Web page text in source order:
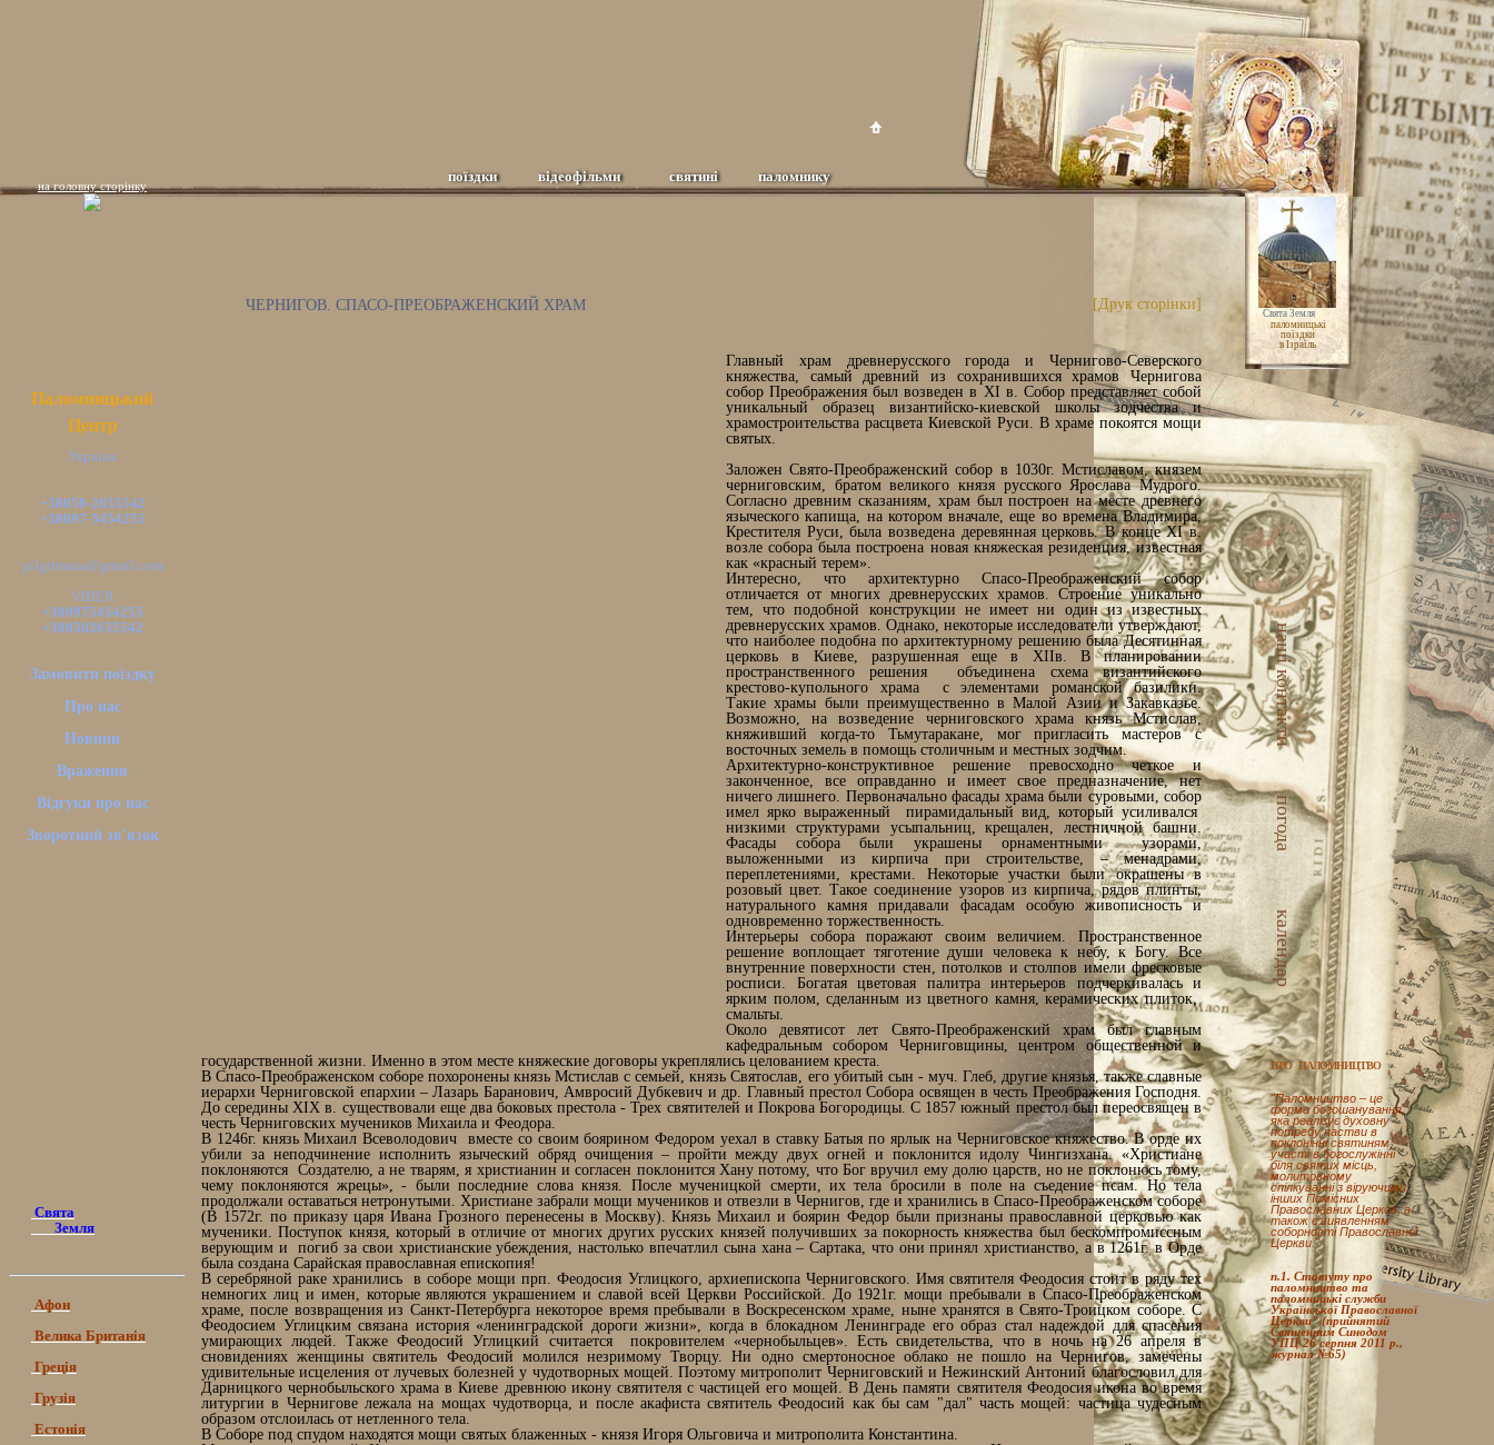
поїздки відеофільми святині паломнику
на головну сторінку
Паломницький
Центр
Україна
+38050-2655542
+38097-5454255
pilgrimsua@gmail.com
VIBER
+380975454255
+380502655542
Замовити поїздку
Про нас
Новини
Враження
Відгуки про нас
Зворотний зв'язок
Свята
Земля
Афон
Велика Британія
Греція
Грузія
Естонія
Свята Земля
паломницькі
поїздки
в Ізраїль
наші контакти
погода
календар
ЧЕРНИГОВ. СПАСО-ПРЕОБРАЖЕНСКИЙ ХРАМ [Друк сторінки]
Главный храм древнерусского города и Чернигово-Северского
княжества, самый древний из сохранившихся храмов Чернигова
собор Преображения был возведен в ХІ в. Собор представляет собой
уникальный образец византийско-киевской школы зодчества и
храмостроительства расцвета Киевской Руси. В храме покоятся мощи
святых.
Заложен Свято-Преображенский собор в 1030г. Мстиславом, князем
черниговским, братом великого князя русского Ярослава Мудрого.
Согласно древним сказаниям, храм был построен на месте древнего
языческого капища, на котором вначале, еще во времена Владимира,
Крестителя Руси, была возведена деревянная церковь. В конце ХІ в.
возле собора была построена новая княжеская резиденция, известная
как «красный терем».
Интересно, что архитектурно Спасо-Преображенский собор
отличается от многих древнерусских храмов. Строение уникально
тем, что подобной конструкции не имеет ни один из известных
древнерусских храмов. Однако, некоторые исследователи утверждают,
что наиболее подобна по архитектурному решению была Десятинная
церковь в Киеве, разрушенная еще в ХІІв. В планировании
пространственного решения объединена схема византийского
крестово-купольного храма с элементами романской базилики.
Такие храмы были преимущественно в Малой Азии и Закавказье.
Возможно, на возведение черниговского храма князь Мстислав,
княживший когда-то Тьмутаракане, мог пригласить мастеров с
восточных земель в помощь столичным и местных зодчим.
Архитектурно-конструктивное решение превосходно четкое и
законченное, все оправданно и имеет свое предназначение, нет
ничего лишнего. Первоначально фасады храма были суровыми, собор
имел ярко выраженный пирамидальный вид, который усиливался
низкими структурами усыпальниц, крещален, лестничной башни.
Фасады собора были украшены орнаментными узорами,
выложенными из кирпича при строительстве, – менадрами,
переплетениями, крестами. Некоторые участки были окрашены в
розовый цвет. Такое соединение узоров из кирпича, рядов плинты,
натурального камня придавали фасадам особую живописность и
одновременно торжественность.
Интерьеры собора поражают своим величием. Пространственное
решение воплощает тяготение души человека к небу, к Богу. Все
внутренние поверхности стен, потолков и столпов имели фресковые
росписи. Богатая цветовая палитра интерьеров подчеркивалась и
ярким полом, сделанным из цветного камня, керамических плиток,
смальты.
Около девятисот лет Свято-Преображенский храм был главным
кафедральным собором Черниговщины, центром общественной и
государственной жизни. Именно в этом месте княжеские договоры укреплялись целованием креста.
В Спасо-Преображенском соборе похоронены князь Мстислав с семьей, князь Святослав, его убитый сын - муч. Глеб, другие князья, также славные
иерархи Черниговской епархии – Лазарь Баранович, Амвросий Дубкевич и др. Главный престол Собора освящен в честь Преображения Господня.
До середины ХІХ в. существовали еще два боковых престола - Трех святителей и Покрова Богородицы. С 1857 южный престол был переосвящен в
честь Черниговских мучеников Михаила и Феодора.
В 1246г. князь Михаил Всеволодович вместе со своим боярином Федором уехал в ставку Батыя по ярлык на Черниговское княжество. В орде их
убили за неподчинение исполнить языческий обряд очищения – пройти между двух огней и поклонится идолу Чингизхана. «Христиане
поклоняются Создателю, а не тварям, я христианин и согласен поклонится Хану потому, что Бог вручил ему долю царств, но не поклонюсь тому,
чему поклоняются жрецы», - были последние слова князя. После мученицкой смерти, их тела бросили в поле на съедение псам. Но тела
продолжали оставаться нетронутыми. Христиане забрали мощи мучеников и отвезли в Чернигов, где и хранились в Спасо-Преображенском соборе
(В 1572г. по приказу царя Ивана Грозного перенесены в Москву). Князь Михаил и боярин Федор были признаны православной церковью как
мученики. Поступок князя, который в отличие от многих других русских князей получивших за покорность княжества был бескомпромиссным
верующим и погиб за свои христианские убеждения, настолько впечатлил сына хана – Сартака, что они принял христианство, а в 1261г. в Орде
была создана Сарайская православная епископия!
В серебряной раке хранились в соборе мощи прп. Феодосия Углицкого, архиепископа Черниговского. Имя святителя Феодосия стоит в ряду тех
немногих лиц и имен, которые являются украшением и славой всей Церкви Российской. До 1921г. мощи пребывали в Спасо-Преображенском
храме, после возвращения из Санкт-Петербурга некоторое время пребывали в Воскресенском храме, ныне хранятся в Свято-Троицком соборе. С
Феодосием Углицким связана история «ленинградской дороги жизни», когда в блокадном Ленинграде его образ стал надеждой для спасения
умирающих людей. Также Феодосий Углицкий считается покровителем «чернобыльцев». Есть свидетельства, что в ночь на 26 апреля в
сновидениях женщины святитель Феодосий молился незримому Творцу. Ни одно смертоносное облако не пошло на Чернигов, замечены
удивительные исцеления от лучевых болезней у чудотворных мощей. Поэтому митрополит Черниговский и Нежинский Антоний благословил для
Дарницкого чернобыльского храма в Киеве древнюю икону святителя с частицей его мощей. В День памяти святителя Феодосия икона во время
литургии в Чернигове лежала на мощах чудотворца, и после акафиста святитель Феодосий как бы сам "дал" часть мощей: частица чудесным
образом отслоилась от нетленного тела.
В Соборе под спудом находятся мощи святых блаженных - князя Игоря Ольговича и митрополита Константина.
ПРО ПАЛОМНИЦТВО
"Паломництво – це
форма богошанування,
яка реалізує духовну
потребу пастви в
поклонінні святиням,
участі в богослужінні
біля святих місць,
молитовному
спілкуванні з віруючими
інших Помісних
Православних Церков, а
також є виявленням
соборності Православної
Церкви."
п.1. Статуту про
паломництво та
паломницькі служби
Української Православної
Церкви" (прийнятий
Священним Синодом
УПЦ 26 серпня 2011 р.,
журнал №65)